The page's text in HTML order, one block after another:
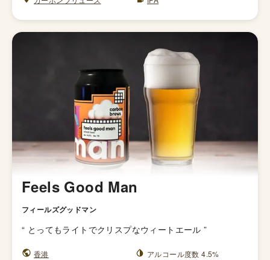
Feels Good Man
フィールズグッドマン
“ とってもライトでクリスプなウィートエール ”
香港
アルコール度数 4.5%